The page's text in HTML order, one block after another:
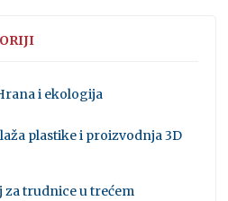
i ekologija
plastike i proizvodnja 3D
za trudnice u trećem